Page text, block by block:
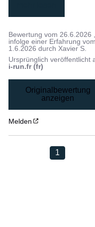
Bewertung vom 26.6.2026
infolge einer Erfahrung
1.6.2026 durch Xavier S.
Ursprünglich veröffentlicht
i-run.fr (fr)
Originalbewertung
anzeigen
Melden
1